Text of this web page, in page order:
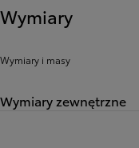
Wymiary
Wymiary i masy
Wymiary zewnętrzne